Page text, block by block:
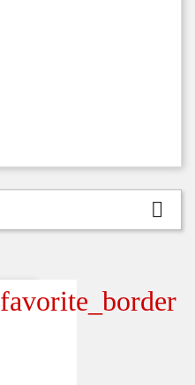

favorite_border